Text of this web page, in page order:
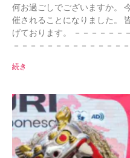
何お過ごしでございますか。
催されることになりました。
げております。 －－－－－－
－－－－－－－－－－－－－
続き